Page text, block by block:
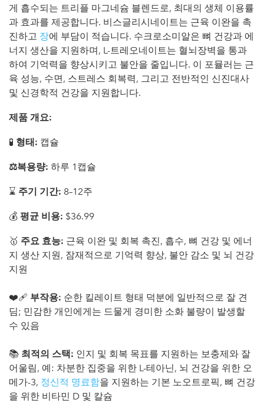
게 흡수되는 트리플 마그네슘 블렌드로, 최대의 생체 이용률
과 효과를 제공합니다. 비스글리시네이트는 근육 이완을 촉
진하고 장에 부담이 적습니다. 수크로소미알은 뼈 건강과 에
너지 생산을 지원하며, L-트레오네이트는 혈뇌장벽을 통과
하여 기억력을 향상시키고 불안을 줄입니다. 이 포뮬러는 근
육 성능, 수면, 스트레스 회복력, 그리고 전반적인 신진대사
및 신경학적 건강을 지원합니다.
제품 개요:
🧪 형태: 캡슐
⚖️복용량: 하루 1캡슐
⌛️ 주기 기간: 8–12주
💰 평균 비용: $36.99
🥇 주요 효능: 근육 이완 및 회복 촉진, 흡수, 뼈 건강 및 에너
지 생산 지원, 잠재적으로 기억력 향상, 불안 감소 및 뇌 건강
지원
❤️‍🩹 부작용: 순한 킬레이트 형태 덕분에 일반적으로 잘 견
딤; 민감한 개인에게는 드물게 경미한 소화 불량이 발생할
수 있음
📚 최적의 스택: 인지 및 회복 목표를 지원하는 보충제와 잘
어울림, 예: 차분한 집중을 위한 L-테아닌, 뇌 건강을 위한 오
메가-3, 정신적 명료함을 지원하는 기본 노오트로픽, 뼈 건강
을 위한 비타민 D 및 칼슘